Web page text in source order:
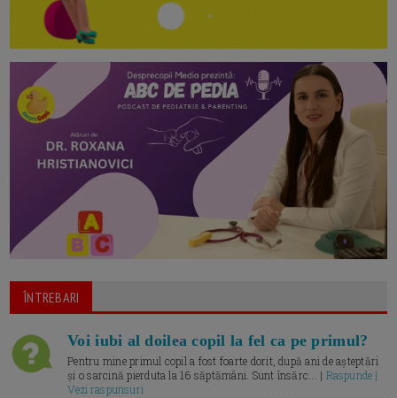
ÎNTREBARI
Voi iubi al doilea copil la fel ca pe primul?
Pentru mine primul copil a fost foarte dorit, după ani de așteptări
și o sarcină pierduta la 16 săptămâni. Sunt însărc... | Raspunde |
Vezi raspunsuri